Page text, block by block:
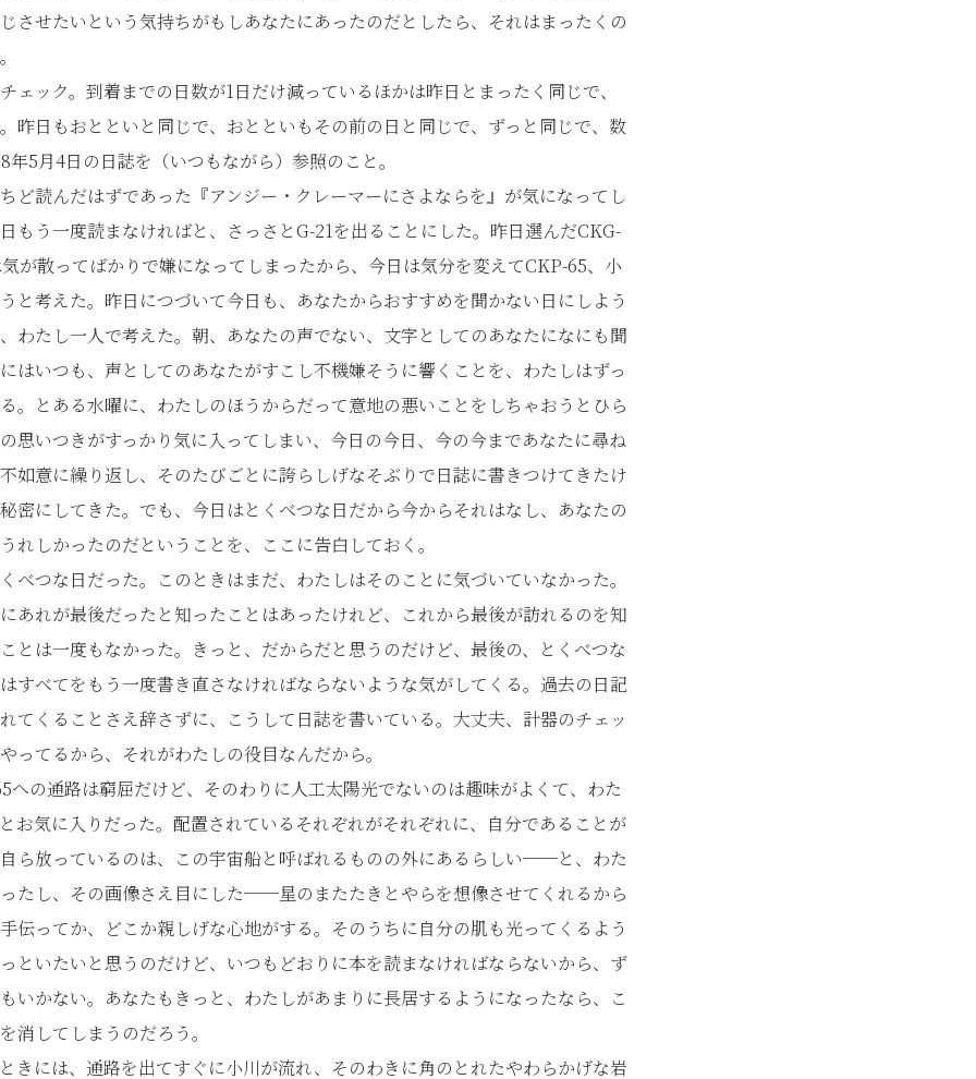
させたいという気持ちがもしあなたにあったのだとしたら、それはまったくの
ック。到着までの日数が1日だけ減っているほかは昨日とまったく同じで、
昨日もおとといと同じで、おとといもその前の日と同じで、ずっと同じで、数
年5月4日の日誌を（いつもながら）参照のこと。
読んだはずであった『アンジー・クレーマーにさよならを』が気になってし
もう一度読まなければと、さっさとG-21を出ることにした。昨日選んだCKG-
が散ってばかりで嫌になってしまったから、今日は気分を変えてCKP-65、小
と考えた。昨日につづいて今日も、あなたからおすすめを聞かない日にしよう
わたし一人で考えた。朝、あなたの声でない、文字としてのあなたになにも聞
はいつも、声としてのあなたがすこし不機嫌そうに響くことを、わたしはずっ
。とある水曜に、わたしのほうからだって意地の悪いことをしちゃおうとひら
思いつきがすっかり気に入ってしまい、今日の今日、今の今まであなたに尋ね
如意に繰り返し、そのたびごとに誇らしげなそぶりで日誌に書きつけてきたけ
密にしてきた。でも、今日はとくべつな日だから今からそれはなし、あなたの
れしかったのだということを、ここに告白しておく。
つな日だった。このときはまだ、わたしはそのことに気づいていなかった。
あれが最後だったと知ったことはあったけれど、これから最後が訪れるのを知
とは一度もなかった。きっと、だからだと思うのだけど、最後の、とくべつな
すべてをもう一度書き直さなければならないような気がしてくる。過去の日記
てくることさえ辞さずに、こうして日誌を書いている。大丈夫、計器のチェッ
ってるから、それがわたしの役目なんだから。
の通路は窮屈だけど、そのわりに人工太陽光でないのは趣味がよくて、わた
お気に入りだった。配置されているそれぞれがそれぞれに、自分であることが
ら放っているのは、この宇宙船と呼ばれるものの外にあるらしい──と、わた
たし、その画像さえ目にした──星のまたたきとやらを想像させてくれるから
伝ってか、どこか親しげな心地がする。そのうちに自分の肌も光ってくるよう
といたいと思うのだけど、いつもどおりに本を読まなければならないから、ず
いかない。あなたもきっと、わたしがあまりに長居するようになったなら、こ
消してしまうのだろう。
には、通路を出てすぐに小川が流れ、そのわきに角のとれたやわらかげな岩